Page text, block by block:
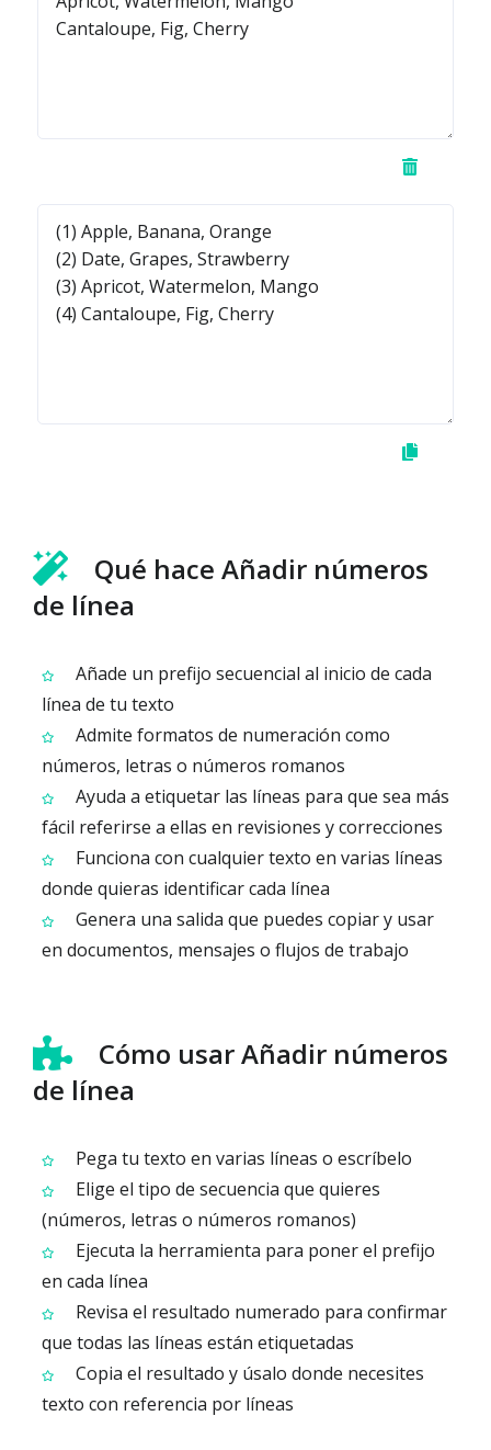
Qué hace Añadir números
de línea
Añade un prefijo secuencial al inicio de cada
línea de tu texto
Admite formatos de numeración como
números, letras o números romanos
Ayuda a etiquetar las líneas para que sea más
fácil referirse a ellas en revisiones y correcciones
Funciona con cualquier texto en varias líneas
donde quieras identificar cada línea
Genera una salida que puedes copiar y usar
en documentos, mensajes o flujos de trabajo
Cómo usar Añadir números
de línea
Pega tu texto en varias líneas o escríbelo
Elige el tipo de secuencia que quieres
(números, letras o números romanos)
Ejecuta la herramienta para poner el prefijo
en cada línea
Revisa el resultado numerado para confirmar
que todas las líneas están etiquetadas
Copia el resultado y úsalo donde necesites
texto con referencia por líneas